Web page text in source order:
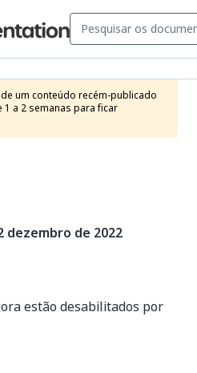
um conteúdo recém-publicado
1 a 2 semanas para ficar
dezembro de 2022
estão desabilitados por